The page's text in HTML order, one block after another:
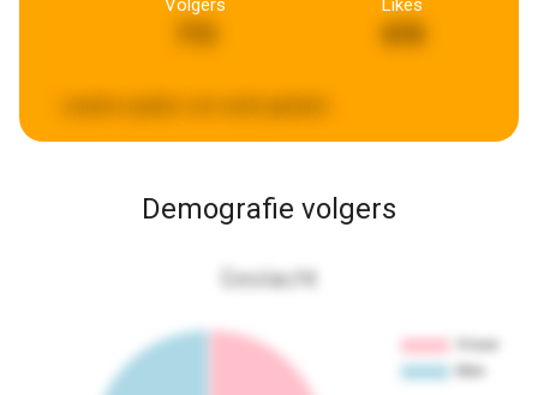
Volgers Likes
Demografie volgers
Geslacht